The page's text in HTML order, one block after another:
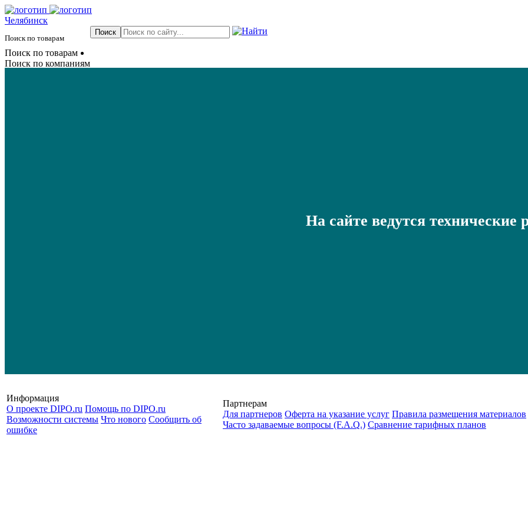
Челябинск
Поиск по товарам
Поиск по товарам
Поиск по компаниям
На сайте ведутся технические
Информация
О проекте DIPO.ru Помощь по DIPO.ru
Возможности системы Что нового Сообщить об
ошибке
Партнерам
Для партнеров Оферта на указание услуг Правила размещения материалов
Часто задаваемые вопросы (F.A.Q.) Cравнение тарифных планов